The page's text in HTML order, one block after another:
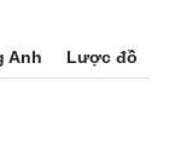
Anh Lược đồ